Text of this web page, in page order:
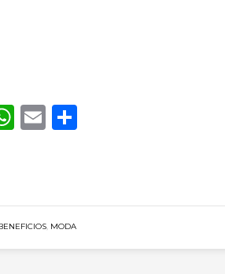
WhatsApp
Email
, MODA